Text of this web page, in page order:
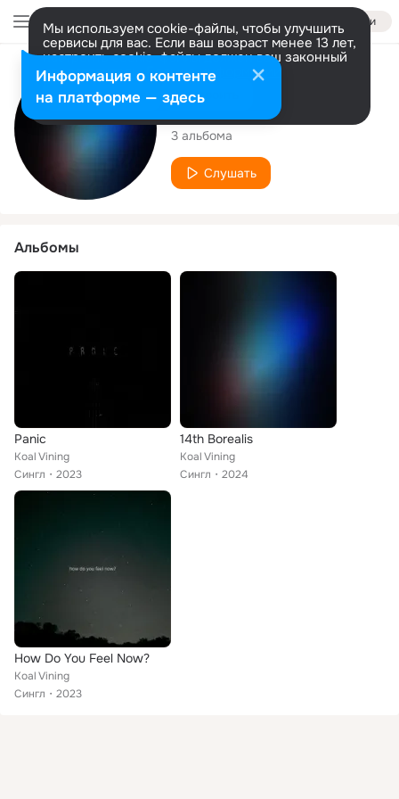
Войти
Мы используем cookie-файлы, чтобы улучшить
сервисы для вас. Если ваш возраст менее 13 лет,
настроить cookie-файлы должен ваш законный
представитель. Больше информации
Разрешить все Настроить
Исполнитель
Koal Vining
3 альбома
Слушать
Альбомы
Panic
Koal Vining
Сингл
2023
14th Borealis
Koal Vining
Сингл
2024
How Do You Feel Now?
Koal Vining
Сингл
2023
Информация о контенте
на платформе — здесь